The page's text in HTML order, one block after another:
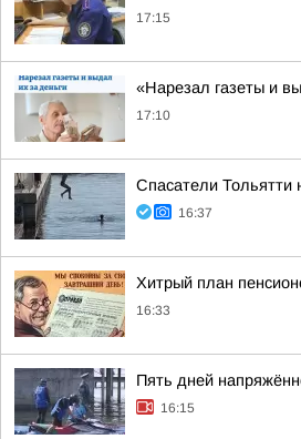
17:15
«Нарезал газеты и
17:10
Спасатели Тольятти
16:37
Хитрый план
16:33
Пять дней
16:15